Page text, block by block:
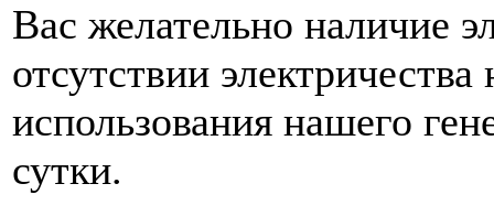
Вас желательно наличие
отсутствии
использования нашего
сутки.